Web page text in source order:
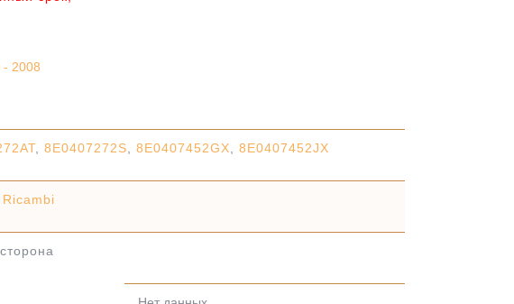
- 2008
, 8E0407272S, 8E0407452GX, 8E0407452JX